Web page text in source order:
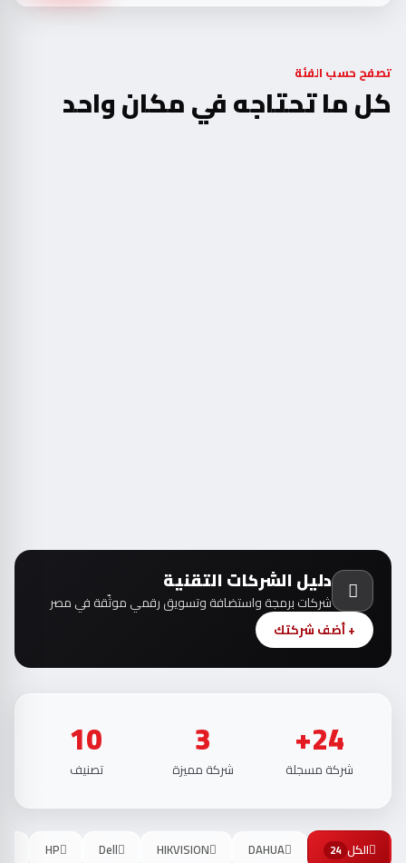
تصفح حسب الفئة
كل ما تحتاجه في مكان واحد
دليل الشركات التقنية
شركات برمجة واستضافة وتسويق رقمي موثّقة في مصر
+ أضف شركتك
24+
شركة مسجلة
3
شركة مميزة
10
تصنيف
الكل 24
DAHUA
HIKVISION
Dell
HP